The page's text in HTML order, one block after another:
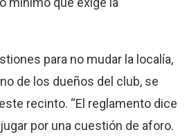
para no mudar la localía,
de los dueños del club, se
recinto. “El reglamento dice
por una cuestión de aforo.